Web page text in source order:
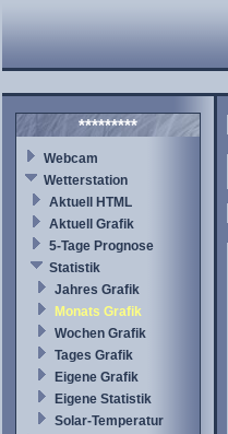
*********
Webcam
Wetterstation
Aktuell HTML
Aktuell Grafik
5-Tage Prognose
Statistik
Jahres Grafik
Monats Grafik
Wochen Grafik
Tages Grafik
Eigene Grafik
Eigene Statistik
Solar-Temperatur